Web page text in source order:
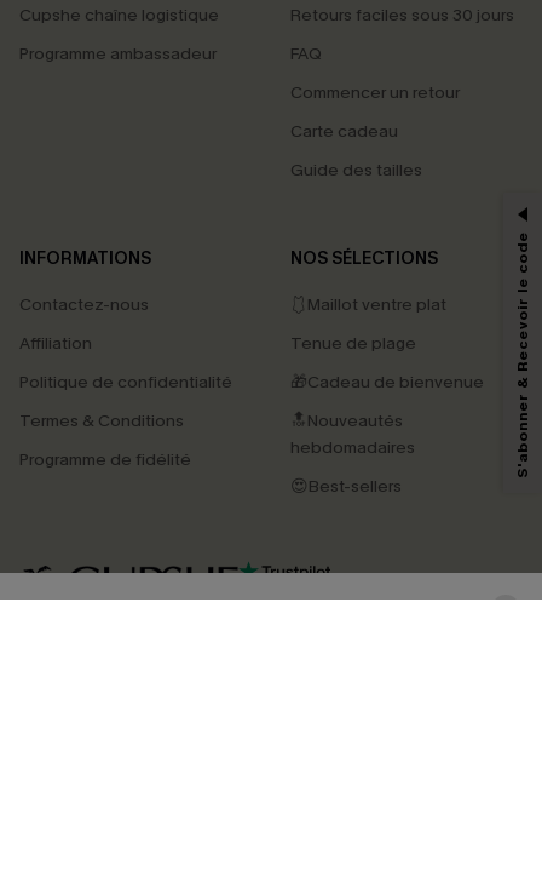
Cupshe chaîne logistique
Programme ambassadeur
Retours faciles sous 30 jours
FAQ
Commencer un retour
Carte cadeau
Guide des tailles
INFORMATIONS
Contactez-nous
Affiliation
Politique de confidentialité
Termes & Conditions
Programme de fidélité
NOS SÉLECTIONS
🩱Maillot ventre plat
Tenue de plage
🎁Cadeau de bienvenue
🔝Nouveautés
hebdomadaires
😍Best-sellers
4.4
PROFITEZ DE -15%
marketing (y compris du contenu généré par l'IA) de Cupshe et
pouvons utiliser les données collectées sur notre site ainsi que des
savoir si ceux-ci ont été ouverts, de mesurer votre engagement, de
personnaliser nos contenus et nos offres, et de vous recommander des
produits susceptibles de vous intéresser, conformément à notre
Politique de
. Vous pouvez vous désabonner à tout moment.
S'abonner & Recevoir le code